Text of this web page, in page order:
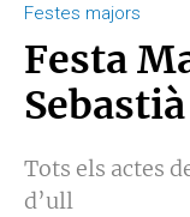
Festes majors
Festa
Sebastià
Tots els actes
d’ull